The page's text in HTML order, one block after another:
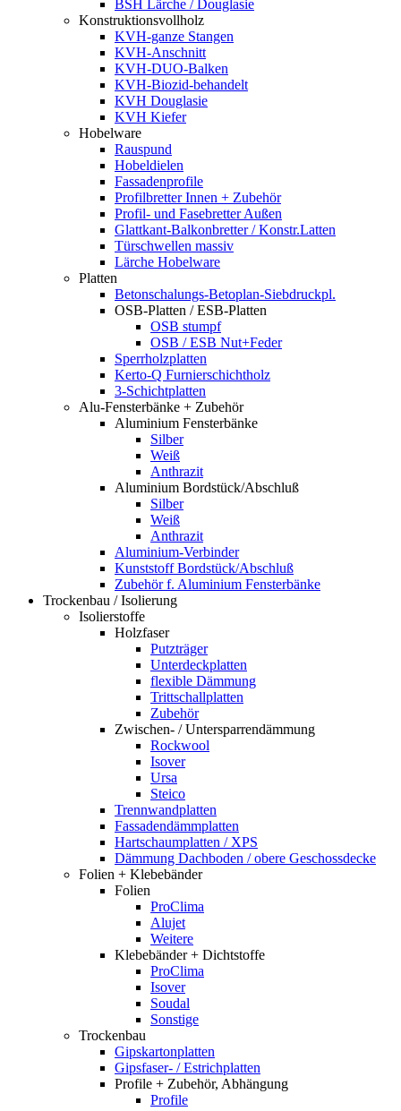
BSH Lärche / Douglasie
Konstruktionsvollholz
KVH-ganze Stangen
KVH-Anschnitt
KVH-DUO-Balken
KVH-Biozid-behandelt
KVH Douglasie
KVH Kiefer
Hobelware
Rauspund
Hobeldielen
Fassadenprofile
Profilbretter Innen + Zubehör
Profil- und Fasebretter Außen
Glattkant-Balkonbretter / Konstr.Latten
Türschwellen massiv
Lärche Hobelware
Platten
Betonschalungs-Betoplan-Siebdruckpl.
OSB-Platten / ESB-Platten
OSB stumpf
OSB / ESB Nut+Feder
Sperrholzplatten
Kerto-Q Furnierschichtholz
3-Schichtplatten
Alu-Fensterbänke + Zubehör
Aluminium Fensterbänke
Silber
Weiß
Anthrazit
Aluminium Bordstück/Abschluß
Silber
Weiß
Anthrazit
Aluminium-Verbinder
Kunststoff Bordstück/Abschluß
Zubehör f. Aluminium Fensterbänke
Trockenbau / Isolierung
Isolierstoffe
Holzfaser
Putzträger
Unterdeckplatten
flexible Dämmung
Trittschallplatten
Zubehör
Zwischen- / Untersparrendämmung
Rockwool
Isover
Ursa
Steico
Trennwandplatten
Fassadendämmplatten
Hartschaumplatten / XPS
Dämmung Dachboden / obere Geschossdecke
Folien + Klebebänder
Folien
ProClima
Alujet
Weitere
Klebebänder + Dichtstoffe
ProClima
Isover
Soudal
Sonstige
Trockenbau
Gipskartonplatten
Gipsfaser- / Estrichplatten
Profile + Zubehör, Abhängung
Profile